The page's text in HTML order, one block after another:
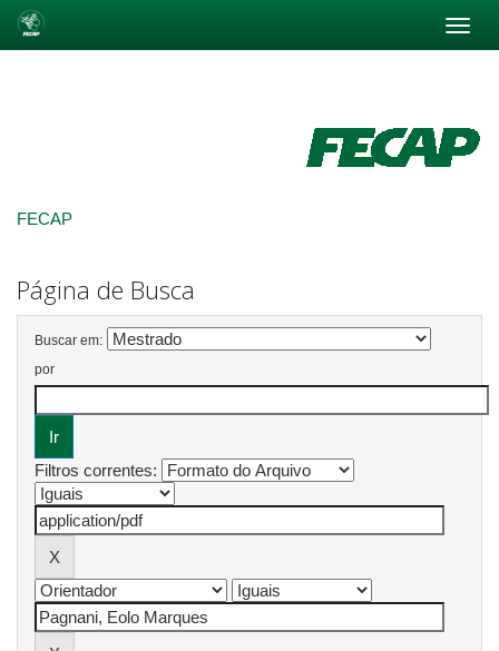
FECAP
Página de Busca
Buscar em:
por
Filtros correntes: